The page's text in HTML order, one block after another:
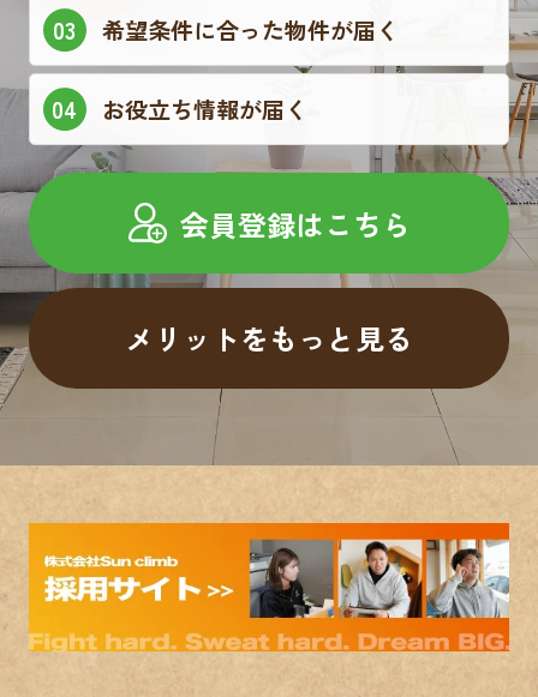
希望条件に合った物件が届く
お役立ち情報が届く
会員登録はこちら
メリットをもっと見る